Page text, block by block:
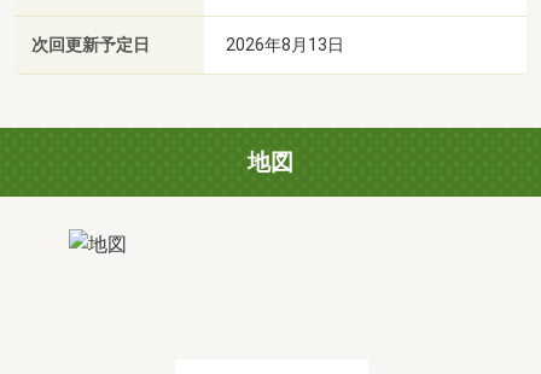
次回更新予定日 2026年8月13日
地図